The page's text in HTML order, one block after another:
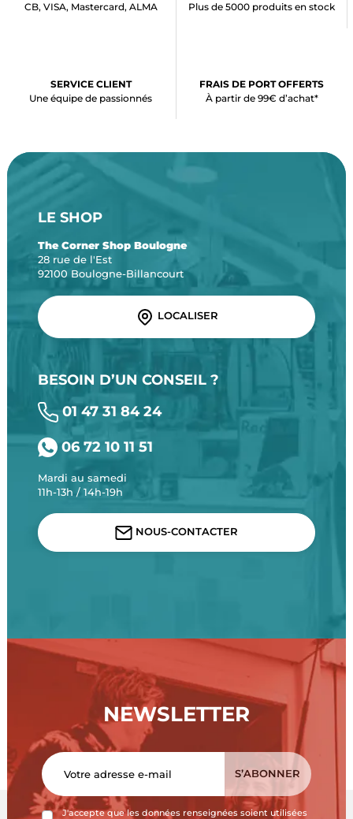
CB, VISA, Mastercard, ALMA
Plus de 5000 produits en stock
SERVICE CLIENT
Une équipe de passionnés
FRAIS DE PORT OFFERTS
À partir de 99€ d’achat*
LE SHOP
The Corner Shop Boulogne
28 rue de l'Est
92100 Boulogne-Billancourt
LOCALISER
BESOIN D’UN CONSEIL ?
01 47 31 84 24
06 72 10 11 51
Mardi au samedi
11h-13h / 14h-19h
NOUS-CONTACTER
NEWSLETTER
J'accepte que les données renseignées soient utilisées